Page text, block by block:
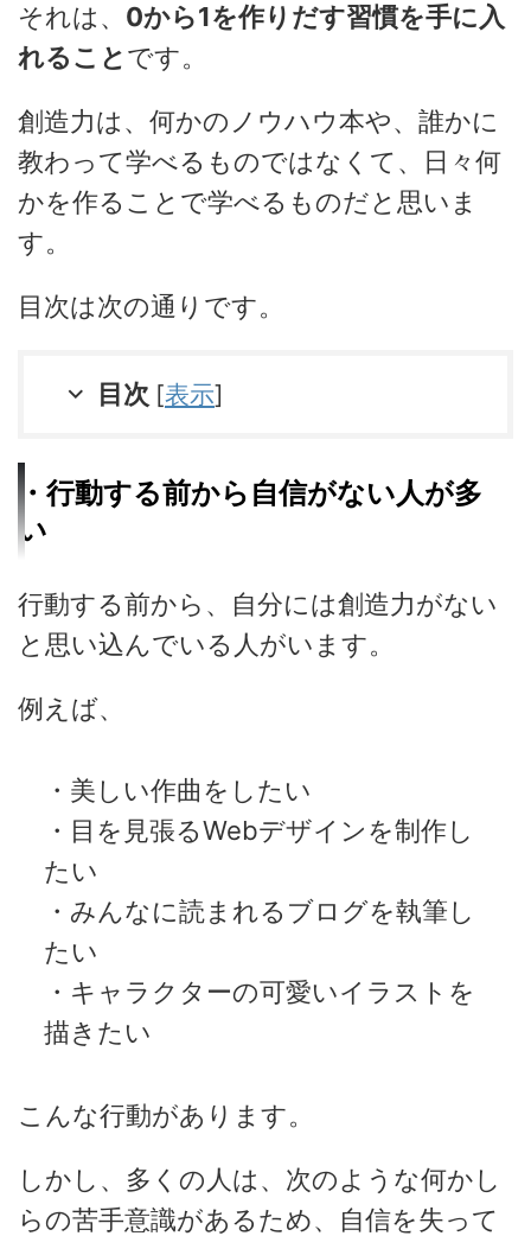
それは、 0から1を作りだす習慣を手に入
れることです。
創造力は、何かのノウハウ本や、誰かに
教わって学べるものではなくて、日々何
かを作ることで学べるものだと思いま
す。
目次は次の通りです。
目次 [表示]
・行動する前から自信がない人が多
い
行動する前から、自分には創造力がない
と思い込んでいる人がいます。
例えば、
・美しい作曲をしたい
・目を見張るWebデザインを制作し
たい
・みんなに読まれるブログを執筆し
たい
・キャラクターの可愛いイラストを
描きたい
こんな行動があります。
しかし、多くの人は、次のような何かし
らの苦手意識があるため、自信を失って